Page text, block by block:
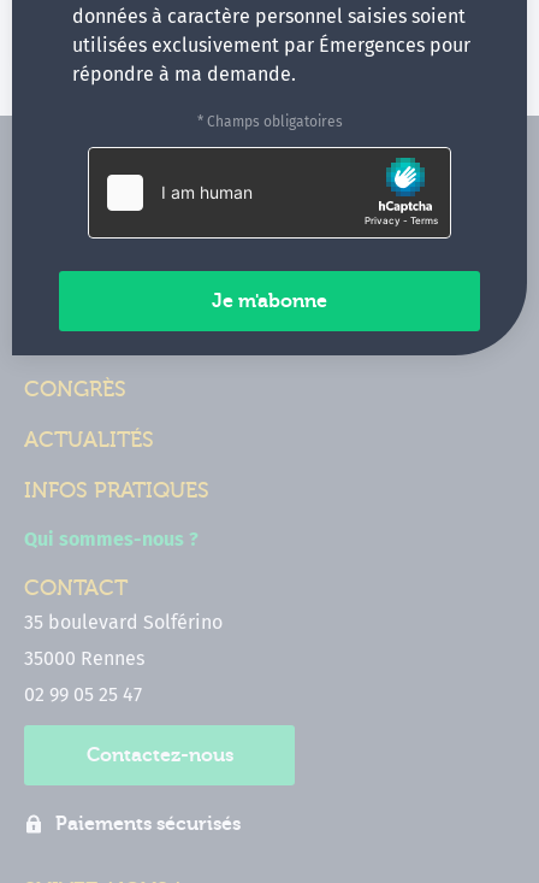
données à caractère personnel saisies soient
utilisées exclusivement par Émergences pour
répondre à ma demande.
* Champs obligatoires
2 jours
NOS FORMATEURS
CONGRÈS
ACTUALITÉS
INFOS PRATIQUES
Qui sommes-nous ?
CONTACT
35 boulevard Solférino
35000 Rennes
02 99 05 25 47
Contactez-nous
Paiements sécurisés